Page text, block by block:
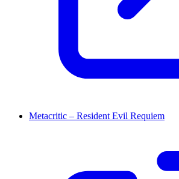
Metacritic – Resident Evil Requiem